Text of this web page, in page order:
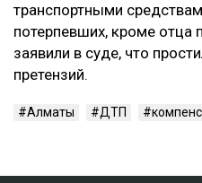
транспортными
потерпевших, кроме отца
заявили в суде, что
претензий.
Алматы ДТП